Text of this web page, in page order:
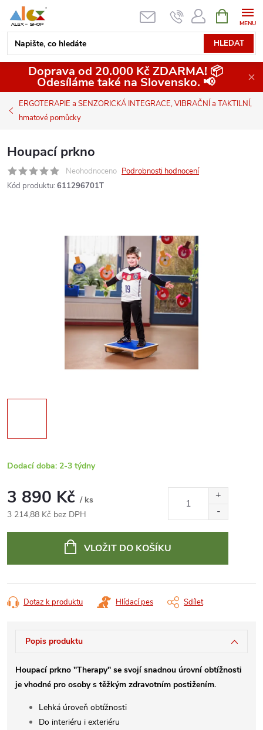
obsah
HLEDAT
NÁKUPNÍ
KOŠÍK
Doprava od 20.000 Kč ZDARMA! 📦
Odesíláme také na Slovensko. 📢
ERGOTERAPIE a SENZORICKÁ INTEGRACE, VIBRAČNÍ a TAKTILNÍ,
hmatové pomůcky
Houpací prkno
Neohodnoceno Podrobnosti hodnocení
Kód produktu: 611296701T
Dodací doba: 2-3 týdny
3 890 Kč / ks
3 214,88 Kč bez DPH
VLOŽIT DO KOŠÍKU
Dotaz k produktu Hlídací pes Sdílet
Popis produktu
Houpací prkno "Therapy" se svojí snadnou úrovní obtížnosti
je vhodné pro osoby s těžkým zdravotním postižením.
Lehká úroveň obtížnosti
Do interiéru i exteriéru